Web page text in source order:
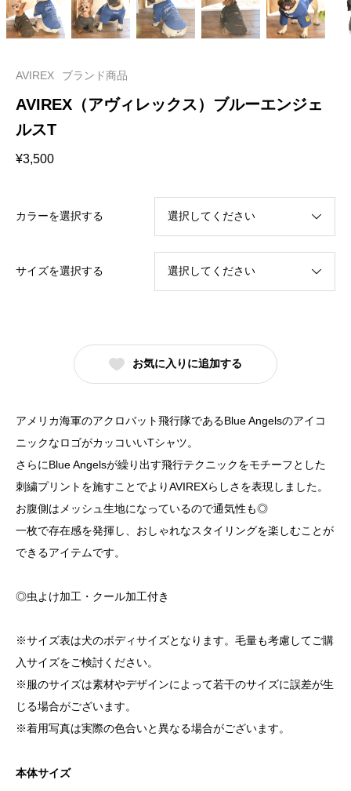
AVIREX ブランド商品
AVIREX（アヴィレックス）ブルーエンジェ
ルスT
¥3,500
カラーを選択する
サイズを選択する
お気に入りに追加する
アメリカ海軍のアクロバット飛行隊であるBlue Angelsのアイコ
ニックなロゴがカッコいいTシャツ。
さらにBlue Angelsが繰り出す飛行テクニックをモチーフとした
刺繍プリントを施すことでよりAVIREXらしさを表現しました。
お腹側はメッシュ生地になっているので通気性も◎
一枚で存在感を発揮し、おしゃれなスタイリングを楽しむことが
できるアイテムです。
◎虫よけ加工・クール加工付き
※サイズ表は犬のボディサイズとなります。毛量も考慮してご購
入サイズをご検討ください。
※服のサイズは素材やデザインによって若干のサイズに誤差が生
じる場合がございます。
※着用写真は実際の色合いと異なる場合がございます。
本体サイズ